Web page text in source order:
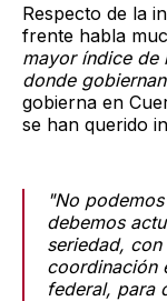
Respecto de la
frente habla
mayor índice de
donde
gobierna en
se han querido
"No
debemos
seriedad,
coordinación
federal, para